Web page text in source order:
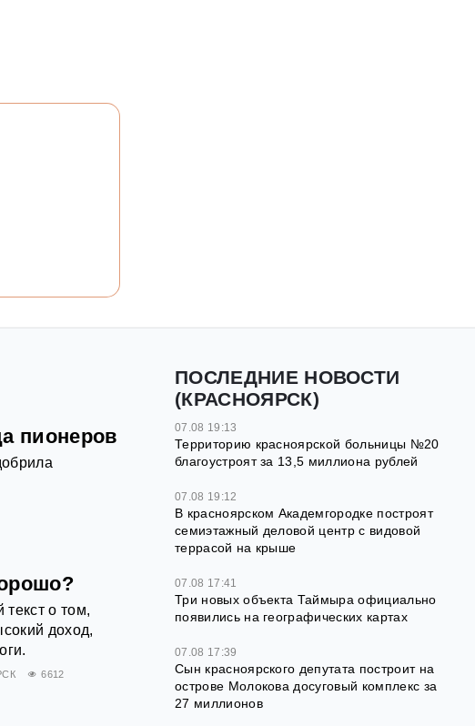
пионеров
о том,
доход,
6612
ПОСЛЕДНИЕ НОВОСТИ
(КРАСНОЯРСК)
07.08 19:13
Территорию красноярской больницы №20
благоустроят за 13,5 миллиона рублей
07.08 19:12
В красноярском Академгородке построят
семиэтажный деловой центр с видовой
террасой на крыше
07.08 17:41
Три новых объекта Таймыра официально
появились на географических картах
07.08 17:39
Сын красноярского депутата построит на
острове Молокова досуговый комплекс за
27 миллионов